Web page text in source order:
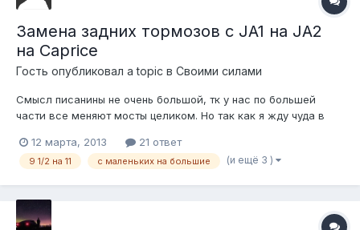
Замена задних тормозов с JA1 на JA2
на Caprice
Гость опубликовал a topic в Своими силами
Смысл писанины не очень большой, тк у нас по большей
части все меняют мосты целиком. Но так как я жду чуда в
JL9, то решил перекинуть большие тормоза с большого
моста на свой маленький. Проблем при перестановке нет,
12 марта, 2013 21 ответ
9 1/2 на 11 с маленьких на большие (и ещё 3 )